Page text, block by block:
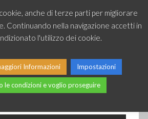
IT
anche di terze parti per migliorare
Continuando nella navigazione accetti in
l'utilizzo dei cookie.
Informazioni Impostazioni
le condizioni e voglio proseguire